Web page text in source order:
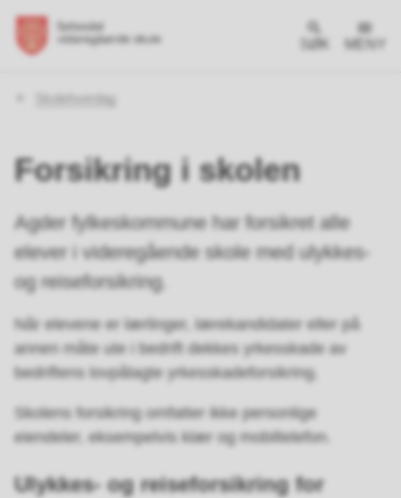
SØK MENY
Skolehverdag
Forsikring i skolen
Agder fylkeskommune har forsikret alle
elever i videregående skole med ulykkes-
og reiseforsikring.
Når elevene er lærlinger, lærekandidater eller på
annen måte ute i bedrift dekkes yrkesskade av
bedriftens lovpålagte yrkesskadeforsikring.
Skolens forsikring omfatter ikke personlige
eiendeler, eksempelvis klær og mobiltelefon.
Ulykkes- og reiseforsikring for